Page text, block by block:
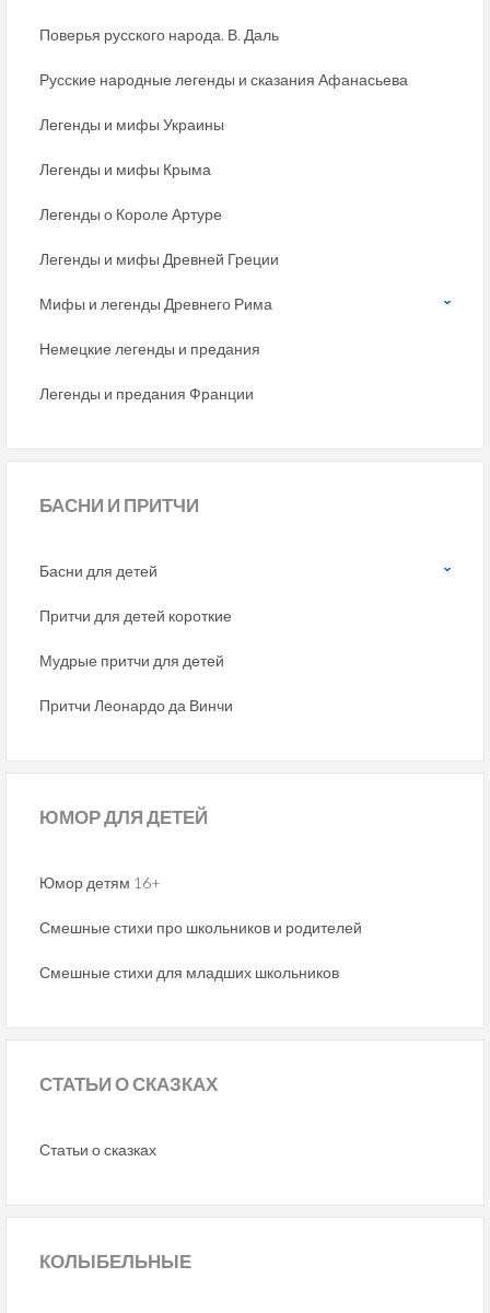
Поверья русского народа. В. Даль
Русские народные легенды и сказания Афанасьева
Легенды и мифы Украины
Легенды и мифы Крыма
Легенды о Короле Артуре
Легенды и мифы Древней Греции
Мифы и легенды Древнего Рима
Немецкие легенды и предания
Легенды и предания Франции
БАСНИ И ПРИТЧИ
Басни для детей
Притчи для детей короткие
Мудрые притчи для детей
Притчи Леонардо да Винчи
ЮМОРДЛЯ ДЕТЕЙ
Юмор детям 16+
Смешные стихи про школьников и родителей
Смешные стихи для младших школьников
СТАТЬИО СКАЗКАХ
Статьи о сказках
КОЛЫБЕЛЬНЫЕ